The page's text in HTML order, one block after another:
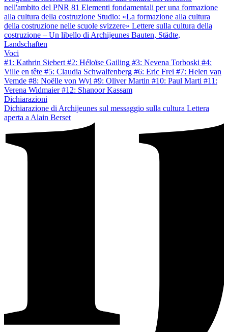
nell'ambito del PNR 81 Elementi fondamentali per una formazione
alla cultura della costruzione Studio: «La formazione alla cultura
della costruzione nelle scuole svizzere» Lettere sulla cultura della
costruzione – Un libello di Archijeunes Bauten, Städte,
Landschaften
Voci
#1: Kathrin Siebert #2: Héloïse Gailing #3: Nevena Torboski #4:
Ville en tête #5: Claudia Schwalfenberg #6: Eric Frei #7: Helen van
Vemde #8: Noëlle von Wyl #9: Oliver Martin #10: Paul Marti #11:
Verena Widmaier#12: Shanoor Kassam
Dichiarazioni
Dichiarazione di Archijeunes sul messaggio sulla cultura Lettera
aperta a Alain Berset